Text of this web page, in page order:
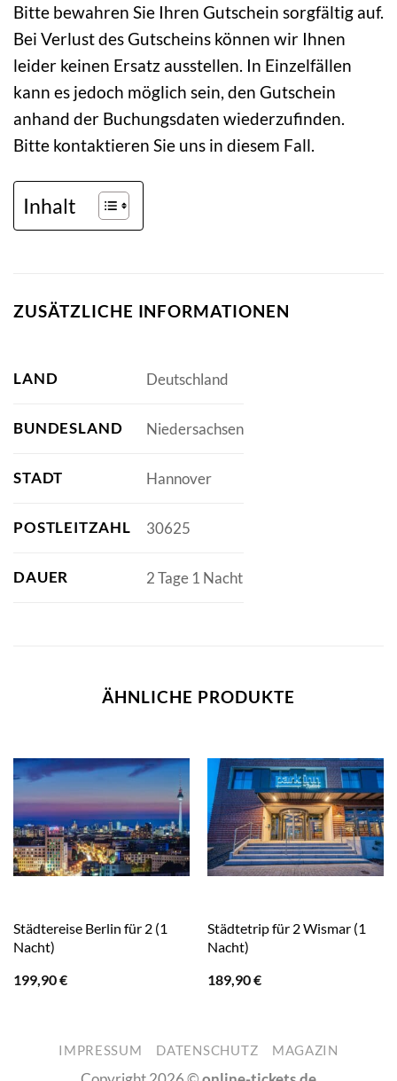
Bitte bewahren Sie Ihren Gutschein sorgfältig auf.
Bei Verlust des Gutscheins können wir Ihnen
leider keinen Ersatz ausstellen. In Einzelfällen
kann es jedoch möglich sein, den Gutschein
anhand der Buchungsdaten wiederzufinden.
Bitte kontaktieren Sie uns in diesem Fall.
Inhalt
ZUSÄTZLICHE INFORMATIONEN
LAND Deutschland
BUNDESLAND Niedersachsen
STADT Hannover
POSTLEITZAHL 30625
DAUER 2 Tage 1 Nacht
ÄHNLICHE PRODUKTE
Städtereise Berlin für 2 (1
Nacht)
199,90€
Städtetrip für 2 Wismar (1
Nacht)
189,90€
IMPRESSUM DATENSCHUTZ MAGAZIN